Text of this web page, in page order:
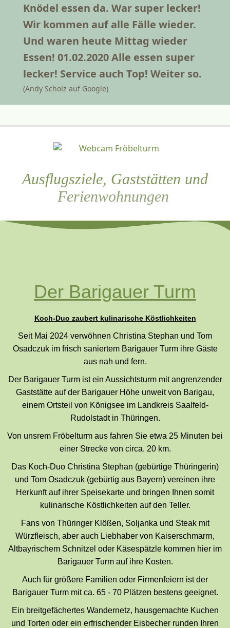
Knödel essen da. War super lecker!
Wir kommen auf alle Fälle wieder.
Und waren heute Mittag wieder
Essen! 01.02.2020 Alle essen super
lecker! Service auch Top! Weiter so.
(Andy Scholz auf Google)
Ausflugsziele, Gaststätten und
Ferienwohnungen
Der Barigauer Turm
Koch-Duo zaubert kulinarische Köstlichkeiten
Seit Mai 2024 verwöhnen Christina Stephan und Tom
Osadczuk im frisch saniertem Barigauer Turm ihre Gäste
aus nah und fern.
Der Barigauer Turm ist ein Aussichtsturm mit angrenzender
Gaststätte auf der Barigauer Höhe unweit von Barigau,
einem Ortsteil von Königsee im Landkreis Saalfeld-
Rudolstadt in Thüringen.
Von unsrem Fröbelturm aus fahren Sie etwa 25 Minuten bei
einer Strecke von circa. 20 km.
Das Koch-Duo Christina Stephan (gebürtige Thüringerin)
und Tom Osadczuk (gebürtig aus Bayern) vereinen ihre
Herkunft auf ihrer Speisekarte und bringen Ihnen somit
kulinarische Köstlichkeiten auf den Teller.
Fans von Thüringer Klößen, Soljanka und Steak mit
Würzfleisch, aber auch Liebhaber von Kaiserschmarrn,
Altbayrischem Schnitzel oder Käsespätzle kommen hier im
Barigauer Turm auf ihre Kosten.
Auch für größere Familien oder Firmenfeiern ist der
Barigauer Turm mit ca. 65 - 70 Plätzen bestens geeignet.
Ein breitgefächertes Wandernetz, hausgemachte Kuchen
und Torten oder ein erfrischender Eisbecher runden Ihren